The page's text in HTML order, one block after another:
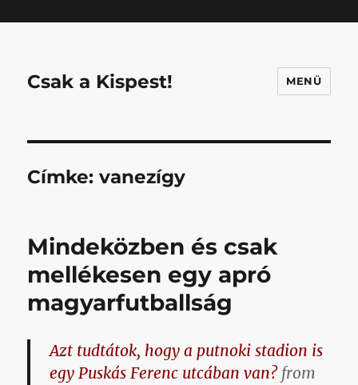
Csak a Kispest! MENÜ
Címke:vanezígy
Mindeközben és csak
mellékesen egy apró
magyarfutballság
Azt tudtátok, hogy a putnoki stadion is
egy Puskás Ferenc utcában van?from